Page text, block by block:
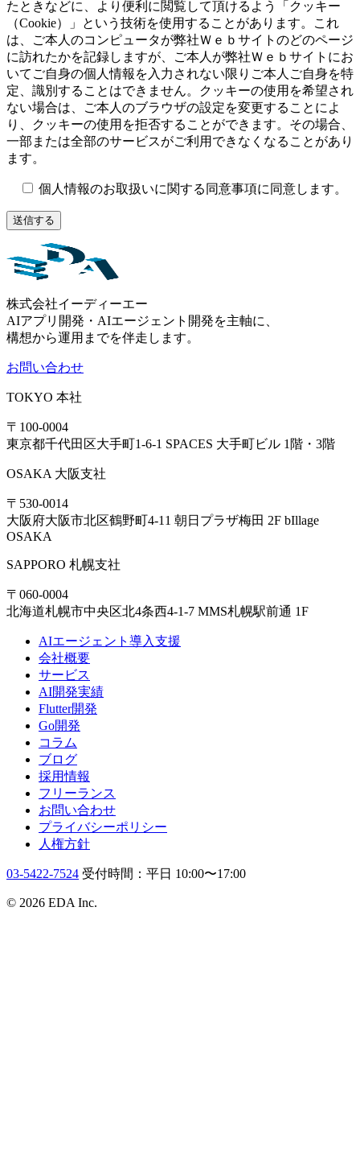
たときなどに、より便利に閲覧して頂けるよう「クッキー
（Cookie）」という技術を使用することがあります。これ
は、ご本人のコンピュータが弊社Ｗｅｂサイトのどのページ
に訪れたかを記録しますが、ご本人が弊社Ｗｅｂサイトにお
いてご自身の個人情報を入力されない限りご本人ご自身を特
定、識別することはできません。クッキーの使用を希望され
ない場合は、ご本人のブラウザの設定を変更することによ
り、クッキーの使用を拒否することができます。その場合、
一部または全部のサービスがご利用できなくなることがあり
ます。
個人情報のお取扱いに関する同意事項に同意します。
株式会社イーディーエー
AIアプリ開発・AIエージェント開発を主軸に、
構想から運用までを伴走します。
お問い合わせ
TOKYO 本社
〒100-0004
東京都千代田区大手町1-6-1 SPACES 大手町ビル 1階・3階
OSAKA 大阪支社
〒530-0014
大阪府大阪市北区鶴野町4-11 朝日プラザ梅田 2F bIllage
OSAKA
SAPPORO 札幌支社
〒060-0004
北海道札幌市中央区北4条西4-1-7 MMS札幌駅前通 1F
AIエージェント導入支援
会社概要
サービス
AI開発実績
Flutter開発
Go開発
コラム
ブログ
採用情報
フリーランス
お問い合わせ
プライバシーポリシー
人権方針
03-5422-7524 受付時間：平日 10:00〜17:00
© 2026 EDA Inc.